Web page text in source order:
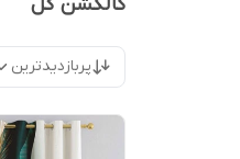
پربازدیدترین